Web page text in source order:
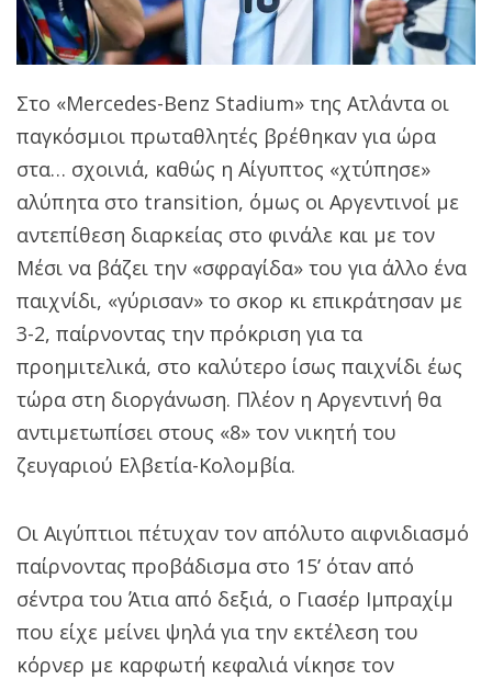
Στο «Mercedes-Benz Stadium» της Ατλάντα οι
παγκόσμιοι πρωταθλητές βρέθηκαν για ώρα
στα… σχοινιά, καθώς η Αίγυπτος «χτύπησε»
αλύπητα στο transition, όμως οι Αργεντινοί με
αντεπίθεση διαρκείας στο φινάλε και με τον
Μέσι να βάζει την «σφραγίδα» του για άλλο ένα
παιχνίδι, «γύρισαν» το σκορ κι επικράτησαν με
3-2, παίρνοντας την πρόκριση για τα
προημιτελικά, στο καλύτερο ίσως παιχνίδι έως
τώρα στη διοργάνωση. Πλέον η Αργεντινή θα
αντιμετωπίσει στους «8» τον νικητή του
ζευγαριού Ελβετία-Κολομβία.
Οι Αιγύπτιοι πέτυχαν τον απόλυτο αιφνιδιασμό
παίρνοντας προβάδισμα στο 15’ όταν από
σέντρα του Άτια από δεξιά, ο Γιασέρ Ιμπραχίμ
που είχε μείνει ψηλά για την εκτέλεση του
κόρνερ με καρφωτή κεφαλιά νίκησε τον